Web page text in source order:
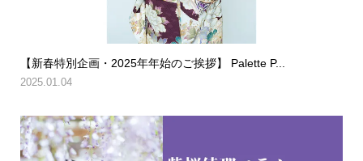
【新春特別企画・2025年年始のご挨拶】 Palette P...
2025.01.04